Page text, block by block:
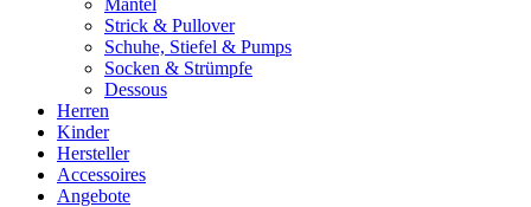
Mäntel
Strick & Pullover
Schuhe, Stiefel & Pumps
Socken & Strümpfe
Dessous
Herren
Kinder
Hersteller
Accessoires
Angebote